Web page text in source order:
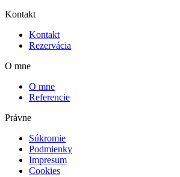
Kontakt
Kontakt
Rezervácia
O mne
O mne
Referencie
Právne
Súkromie
Podmienky
Impresum
Cookies